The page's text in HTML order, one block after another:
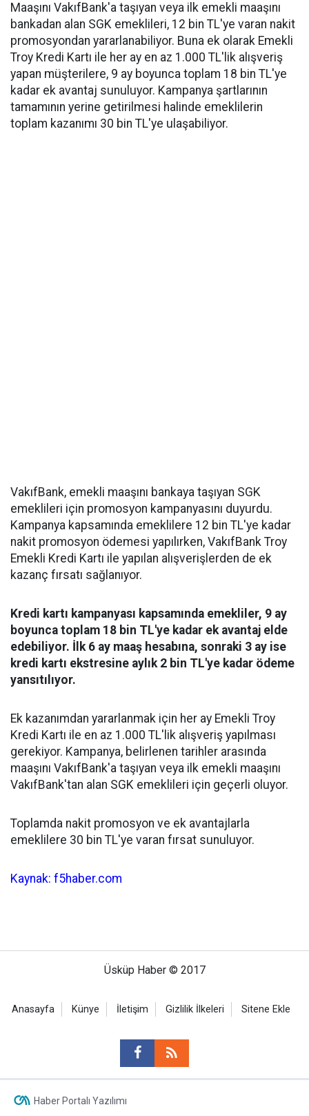
Maaşını VakıfBank'a taşıyan veya ilk emekli maaşını
bankadan alan SGK emeklileri, 12 bin TL'ye varan nakit
promosyondan yararlanabiliyor. Buna ek olarak Emekli
Troy Kredi Kartı ile her ay en az 1.000 TL'lik alışveriş
yapan müşterilere, 9 ay boyunca toplam 18 bin TL'ye
kadar ek avantaj sunuluyor. Kampanya şartlarının
tamamının yerine getirilmesi halinde emeklilerin
toplam kazanımı 30 bin TL'ye ulaşabiliyor.
VakıfBank, emekli maaşını bankaya taşıyan SGK
emeklileri için promosyon kampanyasını duyurdu.
Kampanya kapsamında emeklilere 12 bin TL'ye kadar
nakit promosyon ödemesi yapılırken, VakıfBank Troy
Emekli Kredi Kartı ile yapılan alışverişlerden de ek
kazanç fırsatı sağlanıyor.
Kredi kartı kampanyası kapsamında emekliler, 9 ay
boyunca toplam 18 bin TL'ye kadar ek avantaj elde
edebiliyor. İlk 6 ay maaş hesabına, sonraki 3 ay ise
kredi kartı ekstresine aylık 2 bin TL'ye kadar ödeme
yansıtılıyor.
Ek kazanımdan yararlanmak için her ay Emekli Troy
Kredi Kartı ile en az 1.000 TL'lik alışveriş yapılması
gerekiyor. Kampanya, belirlenen tarihler arasında
maaşını VakıfBank'a taşıyan veya ilk emekli maaşını
VakıfBank'tan alan SGK emeklileri için geçerli oluyor.
Toplamda nakit promosyon ve ek avantajlarla
emeklilere 30 bin TL'ye varan fırsat sunuluyor.
Kaynak: f5haber.com
Üsküp Haber © 2017
Anasayfa Künye İletişim Gizlilik İlkeleri Sitene Ekle
Haber Portalı Yazılımı